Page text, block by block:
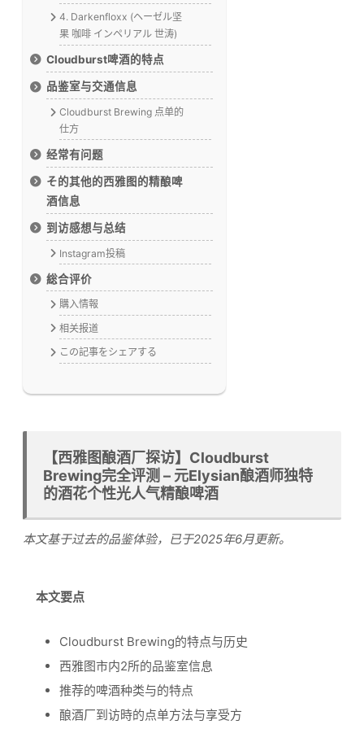
4. Darkenfloxx (ヘーゼル坚
果 咖啡 インペリアル 世涛)
Cloudburst啤酒的特点
品鉴室与交通信息
Cloudburst Brewing 点单的
仕方
经常有问题
そ的其他的西雅图的精酿啤
酒信息
到访感想与总结
Instagram投稿
総合评价
購入情報
相关报道
この記事をシェアする
【西雅图酿酒厂探访】Cloudburst
Brewing完全评测 – 元Elysian酿酒师独特
的酒花个性光人气精酿啤酒
本文基于过去的品鉴体验，已于2025年6月更新。
本文要点
Cloudburst Brewing的特点与历史
西雅图市内2所的品鉴室信息
推荐的啤酒种类与的特点
酿酒厂到访時的点单方法与享受方